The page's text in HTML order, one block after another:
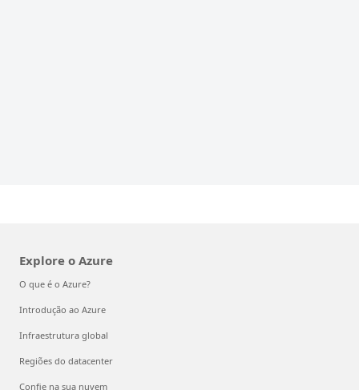
Explore o Azure
O que é o Azure?
Introdução ao Azure
Infraestrutura global
Regiões do datacenter
Confie na sua nuvem